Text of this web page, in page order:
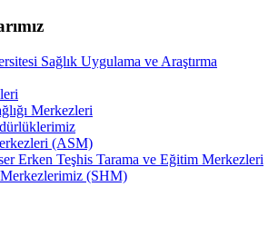
Sağlık Uygulama ve Araştırma
Merkezleri
(ASM)
Erken Teşhis Tarama ve Eğitim Merkezleri
Merkezlerimiz (SHM)